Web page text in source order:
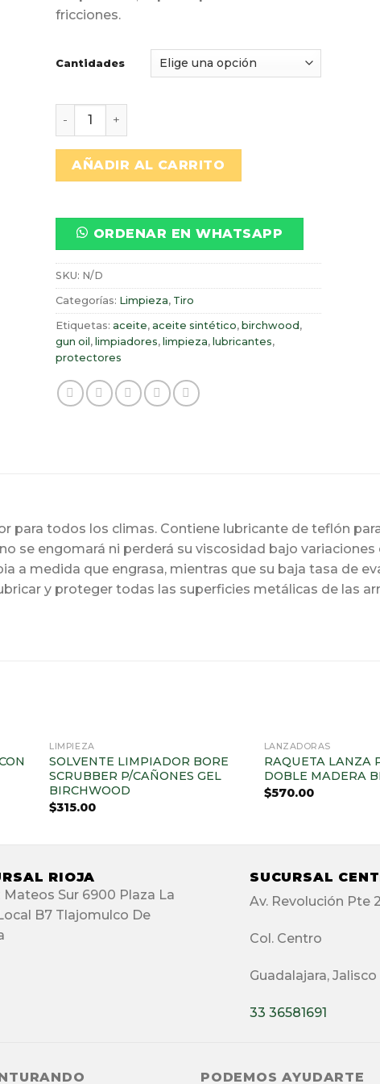
fricciones.
Cantidades
ACEITE CON TEFLÓN PARA MECANISMOS
AÑADIR AL CARRITO
ORDENAR EN WHATSAPP
SKU: N/D
Categorías: Limpieza, Tiro
Etiquetas: aceite, aceite sintético, birchwood,
gun oil, limpiadores, limpieza, lubricantes,
protectores
para todos los climas. Contiene lubricante de teflón
se engomará ni perderá su viscosidad bajo
a medida que engrasa, mientras que su baja tasa de
y proteger todas las superficies metálicas de las
LIMPIEZA
SOLVENTE LIMPIADOR BORE
SCRUBBER P/CAÑONES GEL
BIRCHWOOD
$315.00
LANZADORAS
RAQUETA LANZA
DOBLE MADERA
$570.00
RIOJA
Mateos Sur 6900 Plaza La
B7 Tlajomulco De
SUCURSAL
Av. Revolución Pte
Col. Centro
Guadalajara, Jalisco
33 36581691
PODEMOS AYUDARTE